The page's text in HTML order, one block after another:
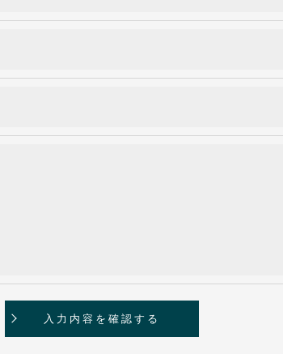
、適切な監督を行います。
全管理対策を実施します。
スをご提供できない場合がございますの
の手続を定めさせて頂いております。